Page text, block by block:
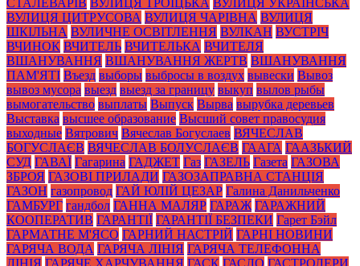
ВУЛИЦЯ ЦИТРУСОВА ВУЛИЦЯ ЧАРІВНА ВУЛИЦЯ
ШКІЛЬНА ВУЛИЧНЕ ОСВІТЛЕННЯ ВУЛКАН ВУСТРІЧ
ВЧИНОК ВЧИТЕЛЬ ВЧИТЕЛЬКА ВЧИТЕЛЯ
ВШАНУВАННЯ ВШАНУВАННЯ ЖЕРТВ ВШАНУВАННЯ
ПАМ'ЯТІ Въезд выборы выбросы в воздух вывески Вывоз
вывоз мусора выезд выезд за границу выкуп вылов рыбы
вымогательство выплаты Выпуск Вырва вырубка деревьев
Выставка высшее образование Высший совет правосудия
выходные Вятрович Вячеслав Богуслаев ВЯЧЕСЛАВ
БОГУСЛАЄВ ВЯЧЕСЛАВ БОЛУСЛАЄВ ГААГА ГААЗЬКИЙ
СУД ГАВАЇ Гагарина ГАДЖЕТ Газ ГАЗЕЛЬ Газета ГАЗОВА
ЗБРОЯ ГАЗОВІ ПРИЛАДИ ГАЗОЗАПРАВНА СТАНЦІЯ
ГАЗОН газопровод ГАЙ ЮЛІЙ ЦЕЗАР Галина Данильченко
ГАМБУРГ гандбол ГАННА МАЛЯР ГАРАЖ ГАРАЖНИЙ
КООПЕРАТИВ ГАРАНТІЇ ГАРАНТІЇ БЕЗПЕКИ Гарет Бэйл
ГАРМАТНЕ М'ЯСО ГАРНИЙ НАСТРІЙ ГАРНІ НОВИНИ
ГАРЯЧА ВОДА ГАРЯЧА ЛІНІЯ ГАРЯЧА ТЕЛЕФОННА
ЛІНІЯ ГАРЯЧЕ ХАРЧУВАННЯ ГАСК ГАСЛО ГАСТРОЛЕРИ